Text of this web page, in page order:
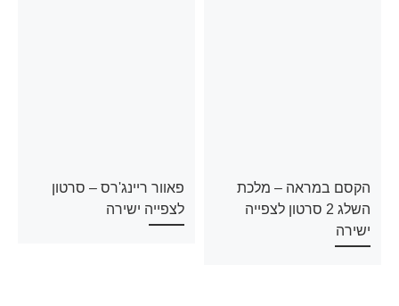
הקסם במראה – מלכת
השלג 2 סרטון לצפייה
ישירה
פאוור ריינג'רס – סרטון
לצפייה ישירה